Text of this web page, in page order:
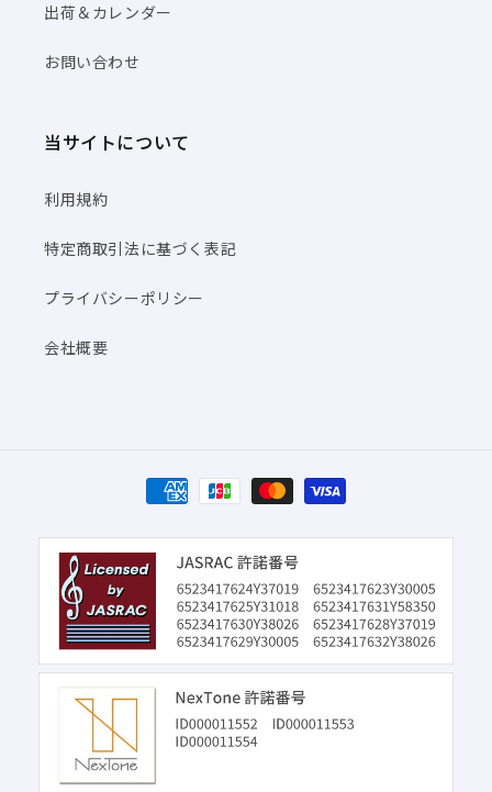
出荷＆カレンダー
お問い合わせ
当サイトについて
利用規約
特定商取引法に基づく表記
プライバシーポリシー
会社概要
決
済
方
法